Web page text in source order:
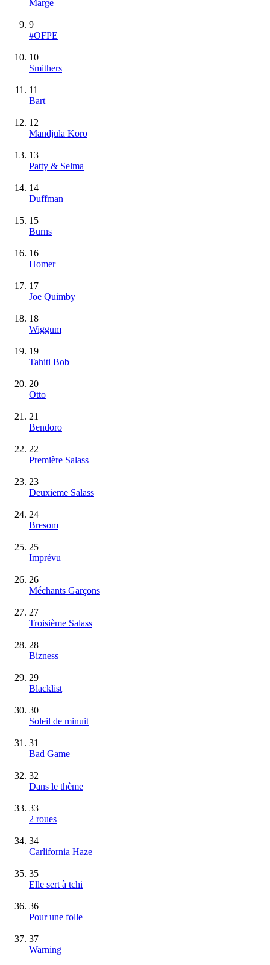
Marge
9
#OFPE
10
Smithers
11
Bart
12
Mandjula Koro
13
Patty & Selma
14
Duffman
15
Burns
16
Homer
17
Joe Quimby
18
Wiggum
19
Tahiti Bob
20
Otto
21
Bendoro
22
Première Salass
23
Deuxieme Salass
24
Bresom
25
Imprévu
26
Méchants Garçons
27
Troisième Salass
28
Bizness
29
Blacklist
30
Soleil de minuit
31
Bad Game
32
Dans le thème
33
2 roues
34
Carlifornia Haze
35
Elle sert à tchi
36
Pour une folle
37
Warning